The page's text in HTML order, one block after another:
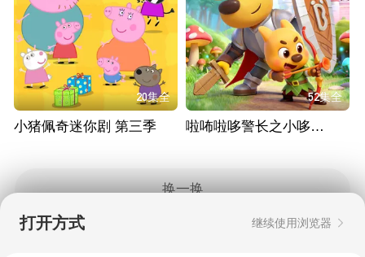
20集全
小猪佩奇迷你剧 第三季
52集全
啦咘啦哆警长之小哆哆守护计划
换一换
打开方式 继续使用浏览器